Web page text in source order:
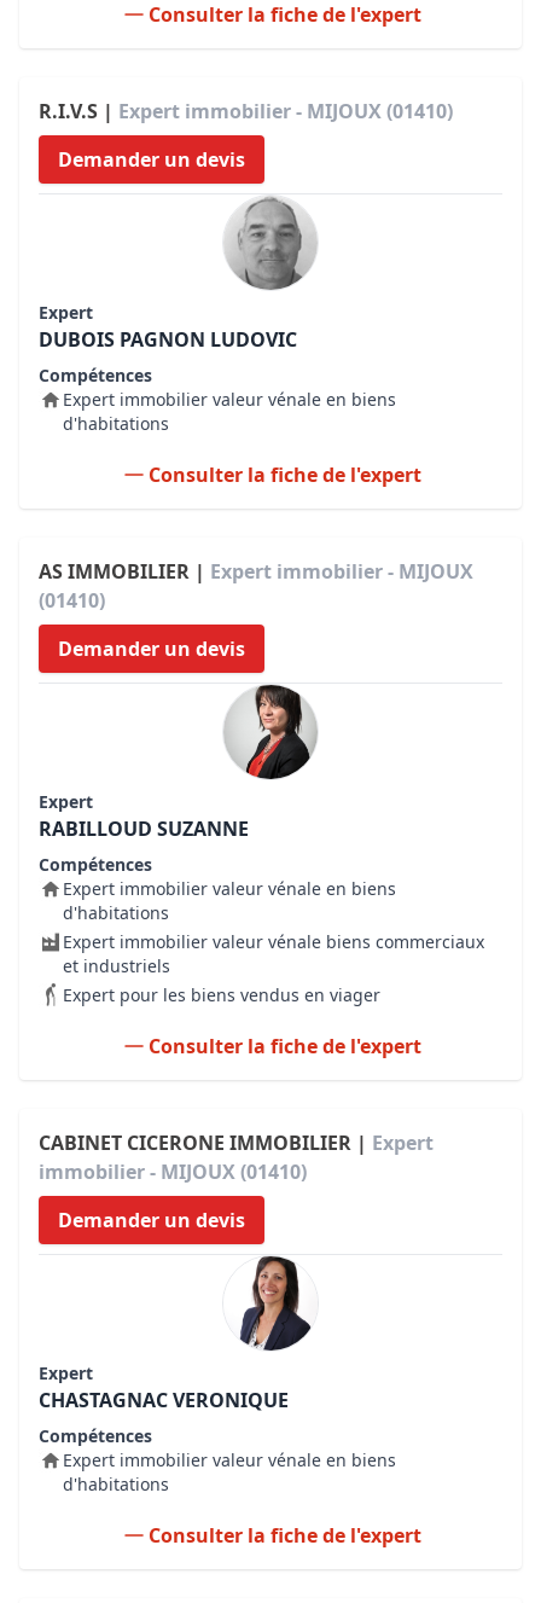
Consulter la fiche de l'expert
R.I.V.S | Expert immobilier - MIJOUX (01410)
Demander un devis
Expert
DUBOIS PAGNON LUDOVIC
Compétences
Expert immobilier valeur vénale en biens
d'habitations
Consulter la fiche de l'expert
AS IMMOBILIER | Expert immobilier - MIJOUX
(01410)
Demander un devis
Expert
RABILLOUD SUZANNE
Compétences
Expert immobilier valeur vénale en biens
d'habitations
Expert immobilier valeur vénale biens commerciaux
et industriels
Expert pour les biens vendus en viager
Consulter la fiche de l'expert
CABINET CICERONE IMMOBILIER | Expert
immobilier - MIJOUX (01410)
Demander un devis
Expert
CHASTAGNAC VERONIQUE
Compétences
Expert immobilier valeur vénale en biens
d'habitations
Consulter la fiche de l'expert